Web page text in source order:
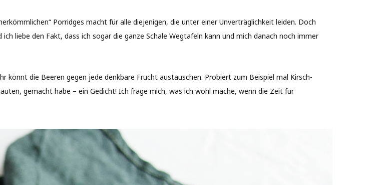
Porridges macht für alle diejenigen, die unter einer Unverträglichkeit leiden. Doch
liebe den Fakt, dass ich sogar die ganze Schale Wegtafeln kann und mich danach noch immer
könnt die Beeren gegen jede denkbare Frucht austauschen. Probiert zum Beispiel mal Kirsch-
gemacht habe – ein Gedicht! Ich frage mich, was ich wohl mache, wenn die Zeit für